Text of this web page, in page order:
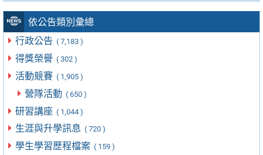
依公告類別彙總
行政公告 ( 7,183 )
得獎榮譽 ( 302 )
活動競賽 ( 1,905 )
營隊活動 ( 650 )
研習講座 ( 1,044 )
生涯與升學訊息 ( 720 )
學生學習歷程檔案 ( 159 )